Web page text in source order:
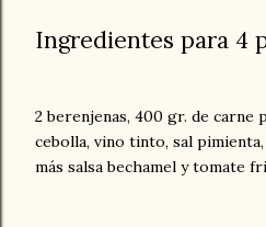
Ingredientes para 4
2 berenjenas, 400 gr. de carne
cebolla, vino tinto, sal
más salsa bechamel y tomate